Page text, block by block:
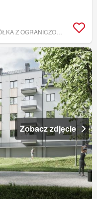
Zobacz zdjęcie